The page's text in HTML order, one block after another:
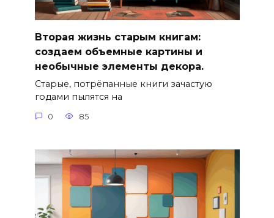
Вторая жизнь старым книгам:
создаем объемные картины и
необычные элементы декора.
Старые, потрёпанные книги зачастую
годами пылятся на
0 85